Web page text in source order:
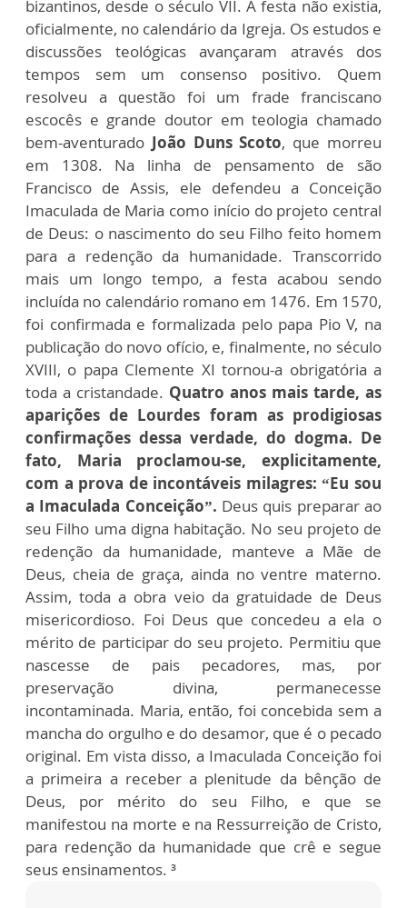
bizantinos, desde o século VII. A festa não existia,
oficialmente, no calendário da Igreja. Os estudos e
discussões teológicas avançaram através dos
tempos sem um consenso positivo. Quem
resolveu a questão foi um frade franciscano
escocês e grande doutor em teologia chamado
bem-aventurado João Duns Scoto, que morreu
em 1308. Na linha de pensamento de são
Francisco de Assis, ele defendeu a Conceição
Imaculada de Maria como início do projeto central
de Deus: o nascimento do seu Filho feito homem
para a redenção da humanidade. Transcorrido
mais um longo tempo, a festa acabou sendo
incluída no calendário romano em 1476. Em 1570,
foi confirmada e formalizada pelo papa Pio V, na
publicação do novo ofício, e, finalmente, no século
XVIII, o papa Clemente XI tornou-a obrigatória a
toda a cristandade. Quatro anos mais tarde, as
aparições de Lourdes foram as prodigiosas
confirmações dessa verdade, do dogma. De
fato, Maria proclamou-se, explicitamente,
com a prova de incontáveis milagres: “Eu sou
a Imaculada Conceição”. Deus quis preparar ao
seu Filho uma digna habitação. No seu projeto de
redenção da humanidade, manteve a Mãe de
Deus, cheia de graça, ainda no ventre materno.
Assim, toda a obra veio da gratuidade de Deus
misericordioso. Foi Deus que concedeu a ela o
mérito de participar do seu projeto. Permitiu que
nascesse de pais pecadores, mas, por
preservação divina, permanecesse
incontaminada. Maria, então, foi concebida sem a
mancha do orgulho e do desamor, que é o pecado
original. Em vista disso, a Imaculada Conceição foi
a primeira a receber a plenitude da bênção de
Deus, por mérito do seu Filho, e que se
manifestou na morte e na Ressurreição de Cristo,
para redenção da humanidade que crê e segue
seus ensinamentos. ³